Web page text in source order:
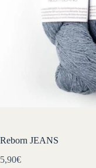
Reborn JEANS
5,90€